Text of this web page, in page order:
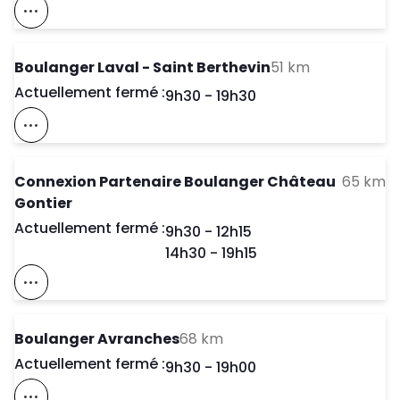
Voir Ce Magasin Sur La Carte
Boulanger Laval - Saint Berthevin51 km
Actuellement fermé :Day of the Week
9h30 - 19h30
Voir Ce Magasin Sur La Carte
Connexion Partenaire Boulanger Château
Gontier
65 km
Actuellement fermé :Day of the Week
9h30 - 12h15
14h30 - 19h15
Voir Ce Magasin Sur La Carte
Boulanger Avranches68 km
Actuellement fermé :Day of the Week
9h30 - 19h00